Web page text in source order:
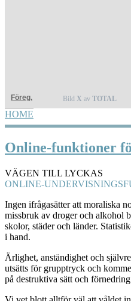
Bild X av TOTAL
Föreg.
YOU ARE HERE
HOME
Online-funktioner
VÄGEN TILL LYCKAS
ONLINE-
Ingen ifrågasätter att moraliska
missbruk av droger och alkohol
skolor, städer och länder.
i hand.
Ärlighet, anständighet och
utsätts för grupptryck och
på destruktiva sätt och